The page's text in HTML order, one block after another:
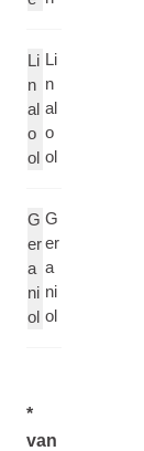
Li
n
al
o
ol
Li
n
al
o
ol
G
er
a
ni
ol
G
er
a
ni
ol
*
van